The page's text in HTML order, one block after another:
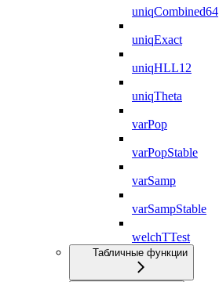
uniqCombined64
uniqExact
uniqHLL12
uniqTheta
varPop
varPopStable
varSamp
varSampStable
welchTTest
Табличные функции